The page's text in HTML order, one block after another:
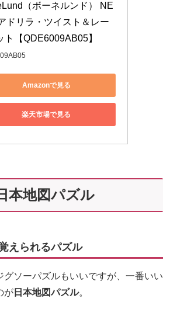
（ボーネルンド） NE
ドリラ・ツイスト＆レー
ト【QDE6009AB05】
Amazonで見る
楽天市場で見る
本地図パズル
えられるパズル
グソーパズルもいいですが、一番いい
が 日本地図パズル。